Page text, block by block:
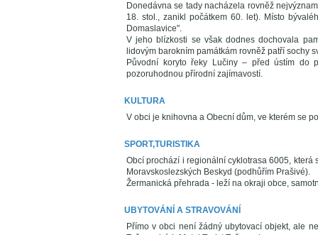
Donedávna se tady nacházela rovněž
18. stol., zanikl počátkem 60. let). Místo
Domaslavice".
V jeho blízkosti se však dodnes dochovala
lidovým barokním památkám rovněž patří sochy
Původní koryto řeky Lučiny – před ústím do
pozoruhodnou přírodní zajímavostí.
KULTURA
V obci je knihovna a Obecní dům, ve kterém se
SPORT,TURISTIKA
Obcí prochází i regionální cyklotrasa 6005,
Moravskoslezských Beskyd (podhůřím Prašivé).
Žermanická přehrada - leží na okraji obce,
UBYTOVÁNÍ A STRAVOVÁNÍ
Přímo v obci není žádný ubytovací objekt, ale